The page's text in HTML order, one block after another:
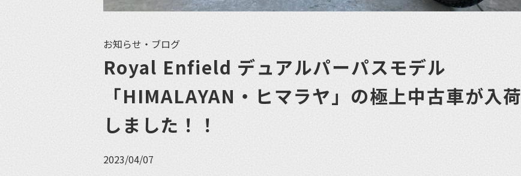
お知らせ・ブログ
Royal Enfield デュアルパーパスモデル
「HIMALAYAN・ヒマラヤ」の極上中古車が入荷
しました！！
2023/04/07